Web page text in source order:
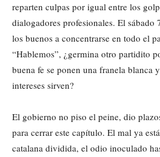
reparten culpas por igual entre los
dialogadores profesionales. El sábado
los buenos a concentrarse en todo el
“Hablemos”, ¿germina otro partidito
buena fe se ponen una franela blanca
intereses sirven?
El gobierno no piso el peine, dio
para cerrar este capítulo. El mal ya
catalana dividida, el odio inoculado